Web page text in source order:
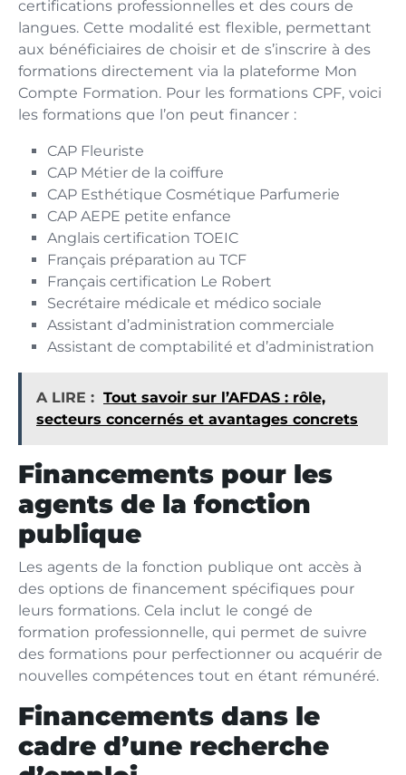
certifications professionnelles et des cours de
langues. Cette modalité est flexible, permettant
aux bénéficiaires de choisir et de s’inscrire à des
formations directement via la plateforme Mon
Compte Formation. Pour les formations CPF, voici
les formations que l’on peut financer :
CAP Fleuriste
CAP Métier de la coiffure
CAP Esthétique Cosmétique Parfumerie
CAP AEPE petite enfance
Anglais certification TOEIC
Français préparation au TCF
Français certification Le Robert
Secrétaire médicale et médico sociale
Assistant d’administration commerciale
Assistant de comptabilité et d’administration
A LIRE : Tout savoir sur l’AFDAS : rôle,
secteurs concernés et avantages concrets
Financements pour les
agents de la fonction
publique
Les agents de la fonction publique ont accès à
des options de financement spécifiques pour
leurs formations. Cela inclut le congé de
formation professionnelle, qui permet de suivre
des formations pour perfectionner ou acquérir de
nouvelles compétences tout en étant rémunéré.
Financements dans le
cadre d’une recherche